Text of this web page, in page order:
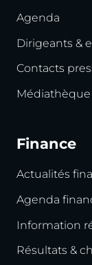
Agenda
Dirigeants &
Contacts
Médiathèque
Finance
Actualités
Agenda
Information
Résultats &